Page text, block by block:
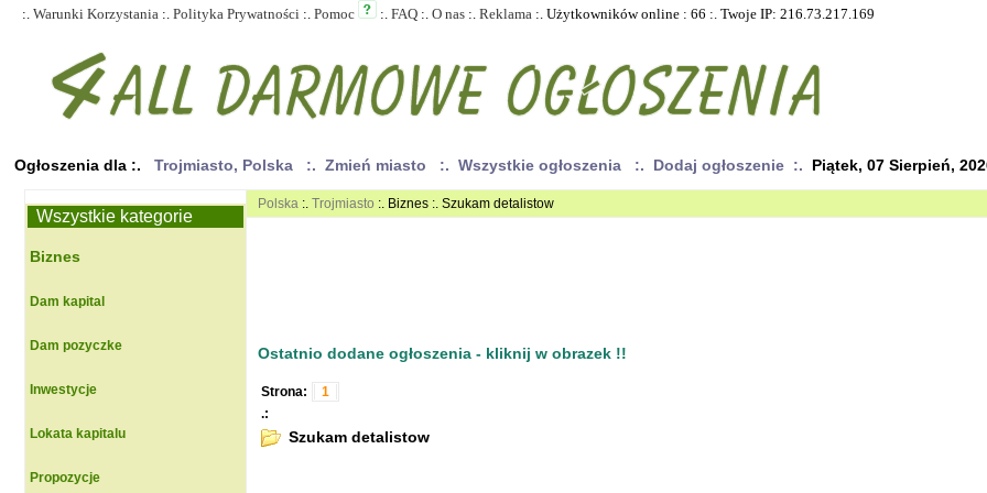
:. Warunki Korzystania :. Polityka Prywatności :. Pomoc :. FAQ :. O nas :. Reklama :. Użytkowników online : 66 :. Twoje IP: 216.73.217.169
Ogłoszenia dla :.Trojmiasto, Polska :. Zmień miasto :. Wszystkie ogłoszenia :. Dodaj ogłoszenie :. Piątek, 07 Sierpień,
Wszystkie kategorie
Biznes
Dam kapital
Dam pozyczke
Inwestycje
Lokata kapitalu
Propozycje
Polska :. Trojmiasto :. Biznes :. Szukam detalistow
Ostatnio dodane ogłoszenia - kliknij w obrazek !!
Strona:
1
.:
Szukam detalistow